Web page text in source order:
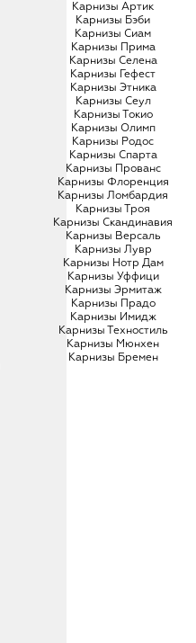
Карнизы Артик
Карнизы Бэби
Карнизы Сиам
Карнизы Прима
Карнизы Селена
Карнизы Гефест
Карнизы Этника
Карнизы Сеул
Карнизы Токио
Карнизы Олимп
Карнизы Родос
Карнизы Спарта
Карнизы Прованс
Карнизы Флоренция
Карнизы Ломбардия
Карнизы Троя
Карнизы Скандинавия
Карнизы Версаль
Карнизы Лувр
Карнизы Нотр Дам
Карнизы Уффици
Карнизы Эрмитаж
Карнизы Прадо
Карнизы Имидж
Карнизы Техностиль
Карнизы Мюнхен
Карнизы Бремен